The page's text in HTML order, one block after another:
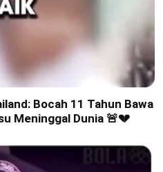
Bocah 11 Tahun Bawa
Meninggal Dunia 🚨💔